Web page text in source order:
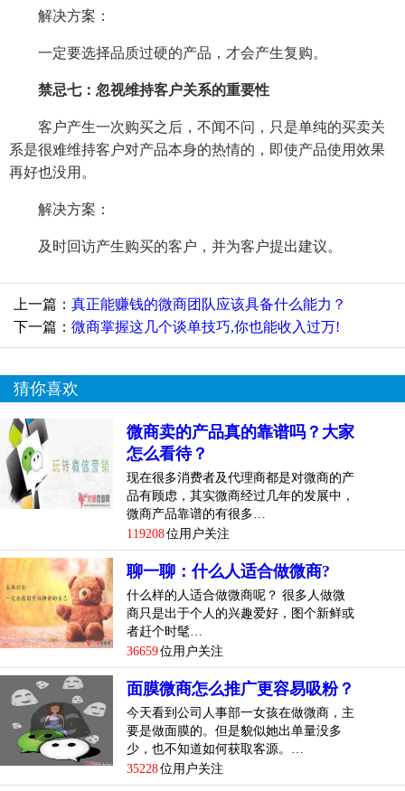
解决方案：
一定要选择品质过硬的产品，才会产生复购。
禁忌七：忽视维持客户关系的重要性
客户产生一次购买之后，不闻不问，只是单纯的买卖关
系是很难维持客户对产品本身的热情的，即使产品使用效果
再好也没用。
解决方案：
及时回访产生购买的客户，并为客户提出建议。
上一篇： 真正能赚钱的微商团队应该具备什么能力？
下一篇： 微商掌握这几个谈单技巧,你也能收入过万!
猜你喜欢
微商卖的产品真的靠谱吗？大家
怎么看待？
现在很多消费者及代理商都是对微商的产
品有顾虑，其实微商经过几年的发展中，
微商产品靠谱的有很多…
119208位用户关注
聊一聊：什么人适合做微商?
什么样的人适合做微商呢？ 很多人做微
商只是出于个人的兴趣爱好，图个新鲜或
者赶个时髦…
36659位用户关注
面膜微商怎么推广更容易吸粉？
今天看到公司人事部一女孩在做微商，主
要是做面膜的。但是貌似她出单量没多
少，也不知道如何获取客源。…
35228位用户关注